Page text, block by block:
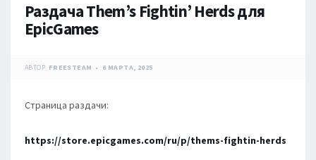
Раздача Them’s Fightin’ Herds для
EpicGames
АВТОР: FREESTEAM 6 МАРТА, 2025
Страница раздачи:
https://store.epicgames.com/ru/p/thems-fightin-herds